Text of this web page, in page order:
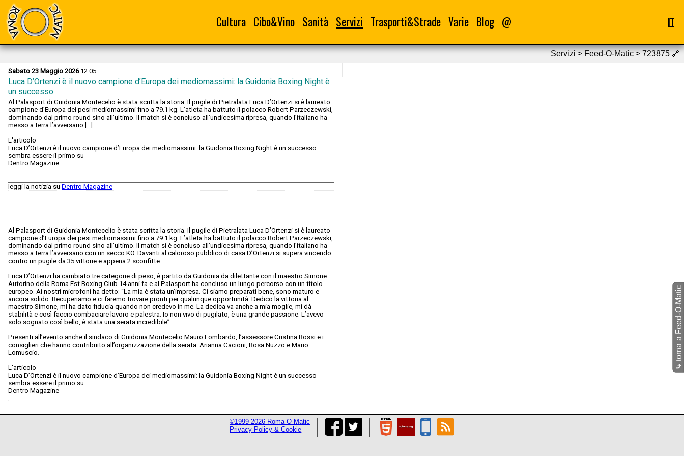
Cultura Cibo&Vino Sanità Servizi Trasporti&Strade Varie Blog @ IT
Servizi > Feed-O-Matic > 723875 🔗
Sabato 23 Maggio 202612:05
Luca D’Ortenzi è il nuovo campione d’Europa dei mediomassimi: la Guidonia Boxing Night è
un successo
Al Palasport di Guidonia Montecelio è stata scritta la storia. Il pugile di Pietralata Luca D’Ortenzi si è laureato
campione d’Europa dei pesi mediomassimi fino a 79.1 kg. L’atleta ha battuto il polacco Robert Parzeczewski,
dominando dal primo round sino all’ultimo. Il match si è concluso all’undicesima ripresa, quando l’italiano ha
messo a terra l’avversario […]
L'articolo
Luca D’Ortenzi è il nuovo campione d’Europa dei mediomassimi: la Guidonia Boxing Night è un successo
sembra essere il primo su
Dentro Magazine
.
leggi la notizia su Dentro Magazine
Al Palasport di Guidonia Montecelio è stata scritta la storia. Il pugile di Pietralata Luca D’Ortenzi si è laureato
campione d’Europa dei pesi mediomassimi fino a 79.1 kg. L’atleta ha battuto il polacco Robert Parzeczewski,
dominando dal primo round sino all’ultimo. Il match si è concluso all’undicesima ripresa, quando l’italiano ha
messo a terra l’avversario con un secco KO. Davanti al caloroso pubblico di casa D’Ortenzi si supera vincendo
contro un pugile da 35 vittorie e appena 2 sconfitte.
Luca D’Ortenzi ha cambiato tre categorie di peso, è partito da Guidonia da dilettante con il maestro Simone
Autorino della Roma Est Boxing Club 14 anni fa e al Palasport ha concluso un lungo percorso con un titolo
europeo. Ai nostri microfoni ha detto: “La mia è stata un’impresa. Ci siamo preparati bene, sono maturo e
ancora solido. Recuperiamo e ci faremo trovare pronti per qualunque opportunità. Dedico la vittoria al
maestro Simone, mi ha dato fiducia quando non credevo in me. La dedica va anche a mia moglie, mi dà
stabilità e così faccio combaciare lavoro e palestra. Io non vivo di pugilato, è una grande passione. L’avevo
solo sognato così bello, è stata una serata incredibile”.
Presenti all’evento anche il sindaco di Guidonia Montecelio Mauro Lombardo, l’assessore Cristina Rossi e i
consiglieri che hanno contribuito all’organizzazione della serata: Arianna Cacioni, Rosa Nuzzo e Mario
Lomuscio.
L'articolo
Luca D’Ortenzi è il nuovo campione d’Europa dei mediomassimi: la Guidonia Boxing Night è un successo
sembra essere il primo su
Dentro Magazine
.
⤷
torna a Feed-O-Matic
©1999-2026 Roma-O-Matic
Privacy Policy & Cookie